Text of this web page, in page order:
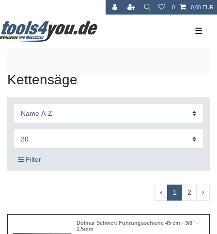
0 0,00 EUR
☰
Kettensäge
Filter
1 2
Dolmar Schwert Führungsschiene 45 cm - 3/8" -
1.5mm